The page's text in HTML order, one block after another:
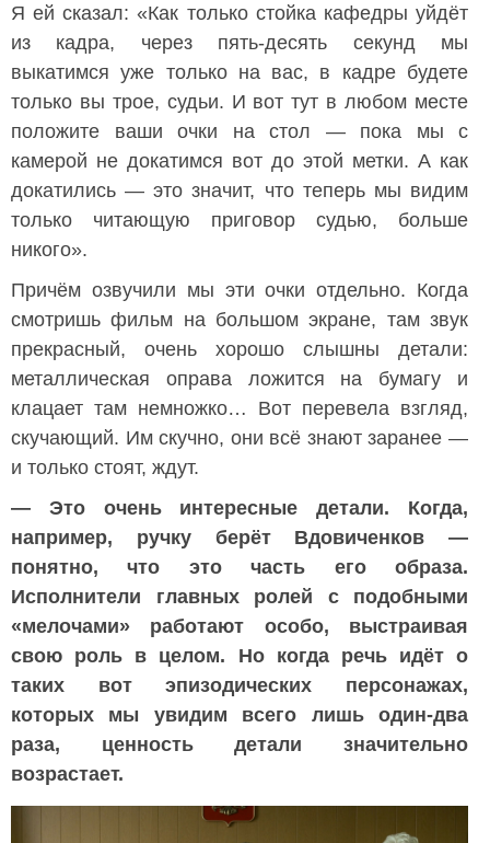
Я ей сказал: «Как только стойка кафедры уйдёт
из кадра, через пять-десять секунд мы
выкатимся уже только на вас, в кадре будете
только вы трое, судьи. И вот тут в любом месте
положите ваши очки на стол — пока мы с
камерой не докатимся вот до этой метки. А как
докатились — это значит, что теперь мы видим
только читающую приговор судью, больше
никого».
Причём озвучили мы эти очки отдельно. Когда
смотришь фильм на большом экране, там звук
прекрасный, очень хорошо слышны детали:
металлическая оправа ложится на бумагу и
клацает там немножко… Вот перевела взгляд,
скучающий. Им скучно, они всё знают заранее —
и только стоят, ждут.
— Это очень интересные детали. Когда,
например, ручку берёт Вдовиченков —
понятно, что это часть его образа.
Исполнители главных ролей с подобными
«мелочами» работают особо, выстраивая
свою роль в целом. Но когда речь идёт о
таких вот эпизодических персонажах,
которых мы увидим всего лишь один-два
раза, ценность детали значительно
возрастает.